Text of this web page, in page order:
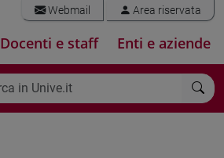
Webmail Area riservata
Docenti e staff Enti e aziende